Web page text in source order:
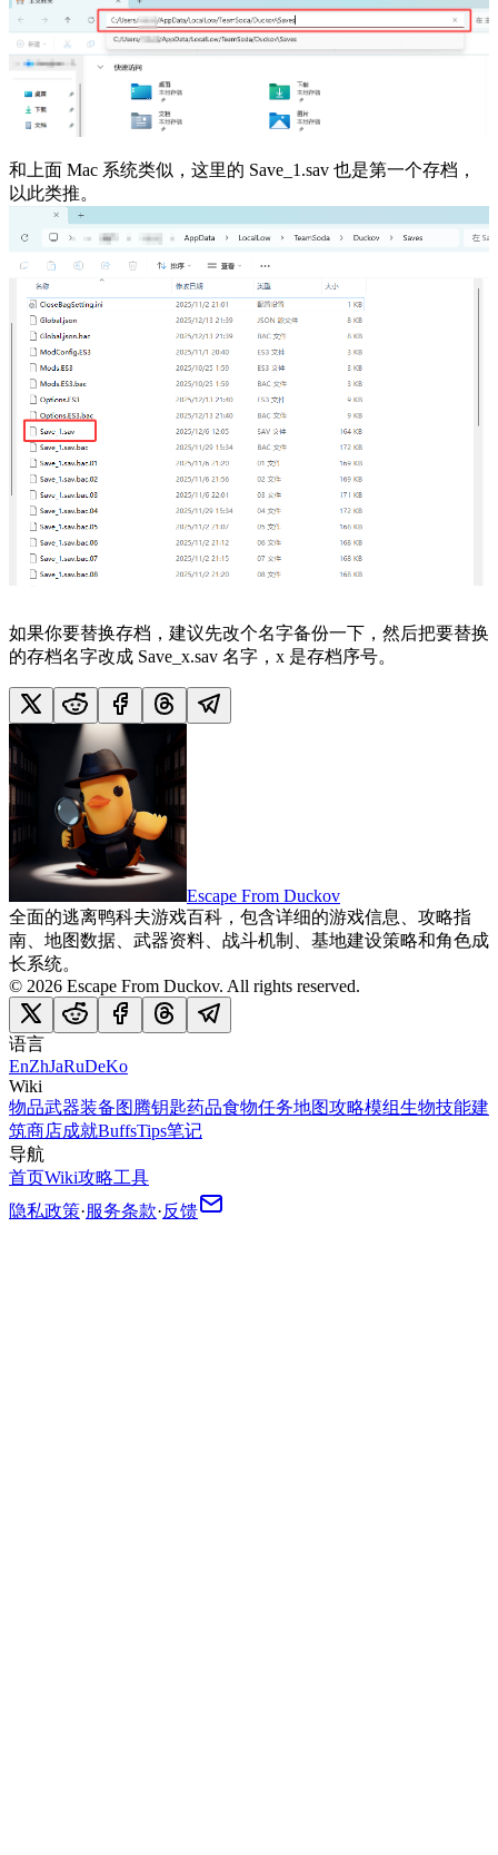
和上面 Mac 系统类似，这里的 Save_1.sav 也是第一个存档，
以此类推。
如果你要替换存档，建议先改个名字备份一下，然后把要替换
的存档名字改成 Save_x.sav 名字，x 是存档序号。
Escape From Duckov
全面的逃离鸭科夫游戏百科，包含详细的游戏信息、攻略指
南、地图数据、武器资料、战斗机制、基地建设策略和角色成
长系统。
© 2026 Escape From Duckov. All rights reserved.
语言
EnZhJaRuDeKo
Wiki
物品武器装备图腾钥匙药品食物任务地图攻略模组生物技能建
筑商店成就BuffsTips笔记
导航
首页Wiki攻略工具
隐私政策·服务条款·反馈